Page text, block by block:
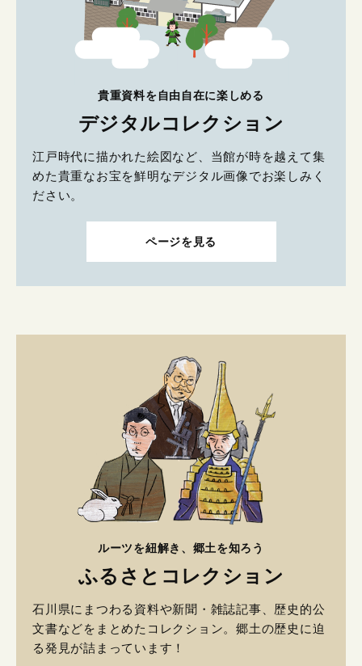
貴重資料を自由自在に楽しめる
デジタルコレクション
江戸時代に描かれた絵図など、当館が時を越えて集
めた貴重なお宝を鮮明なデジタル画像でお楽しみく
ださい。
ページを見る
ルーツを紐解き、郷土を知ろう
ふるさとコレクション
石川県にまつわる資料や新聞・雑誌記事、歴史的公
文書などをまとめたコレクション。郷土の歴史に迫
る発見が詰まっています！